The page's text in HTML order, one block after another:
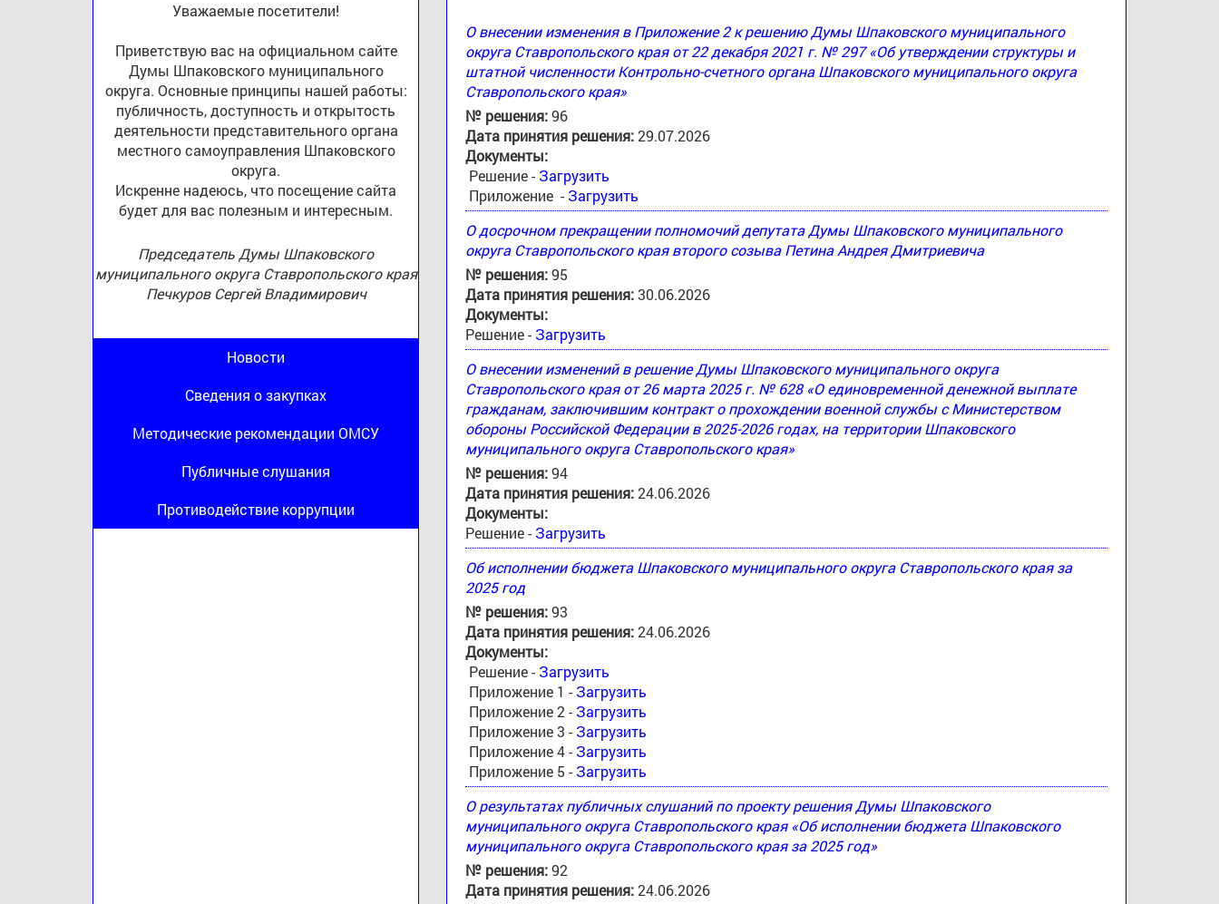
Уважаемые посетители!
Приветствую вас на официальном сайте
Думы Шпаковского муниципального
округа. Основные принципы нашей работы:
публичность, доступность и открытость
деятельности представительного органа
местного самоуправления Шпаковского
округа.
Искренне надеюсь, что посещение сайта
будет для вас полезным и интересным.
Председатель Думы Шпаковского
муниципального округа Ставропольского края
Печкуров Сергей Владимирович
Новости
Сведения о закупках
Методические рекомендации ОМСУ
Публичные слушания
Противодействие коррупции
О внесении изменения в Приложение 2 к решению Думы Шпаковского муниципального
округа Ставропольского края от 22 декабря 2021 г. № 297 «Об утверждении структуры и
штатной численности Контрольно-счетного органа Шпаковского муниципального округа
Ставропольского края»
№ решения:96
Дата принятия решения:29.07.2026
Документы:
Решение - Загрузить
Приложение - Загрузить
О досрочном прекращении полномочий депутата Думы Шпаковского муниципального
округа Ставропольского края второго созыва Петина Андрея Дмитриевича
№ решения:95
Дата принятия решения:30.06.2026
Документы:
Решение - Загрузить
О внесении изменений в решение Думы Шпаковского муниципального округа
Ставропольского края от 26 марта 2025 г. № 628 «О единовременной денежной выплате
гражданам, заключившим контракт о прохождении военной службы с Министерством
обороны Российской Федерации в 2025-2026 годах, на территории Шпаковского
муниципального округа Ставропольского края»
№ решения:94
Дата принятия решения:24.06.2026
Документы:
Решение - Загрузить
Об исполнении бюджета Шпаковского муниципального округа Ставропольского края за
2025 год
№ решения:93
Дата принятия решения:24.06.2026
Документы:
Решение - Загрузить
Приложение 1 - Загрузить
Приложение 2 - Загрузить
Приложение 3 - Загрузить
Приложение 4 - Загрузить
Приложение 5 - Загрузить
О результатах публичных слушаний по проекту решения Думы Шпаковского
муниципального округа Ставропольского края «Об исполнении бюджета Шпаковского
муниципального округа Ставропольского края за 2025 год»
№ решения:92
Дата принятия решения:24.06.2026